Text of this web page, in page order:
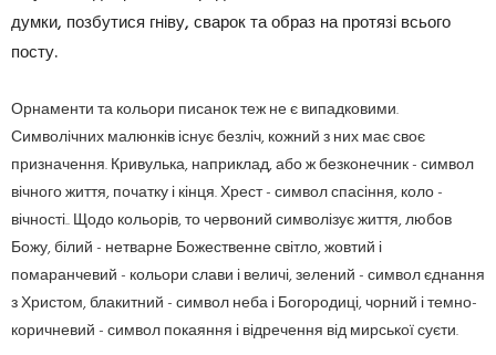
думки, позбутися гніву, сварок та образ на протязі всього
посту.
Орнаменти та кольори пи­са­нок теж не є випадковими.
Символічних малюнків існує безліч, кожний з них має своє
призначення. Кривулька, на­при­клад, або ж безконечник - символ
вічного життя, почат­ку і кінця. Хрест - символ спасіння, коло -
вічності.. Щодо кольорів, то червоний символізує життя, любов
Божу, білий - нетварне Божественне світло, жовтий і
помаранчевий - кольори слави і величі, зелений - символ єднання
з Христом, блакитний - символ неба і Богородиці, чорний і темно-
кори­чневий - символ покаяння і відречення від мирської суєти.